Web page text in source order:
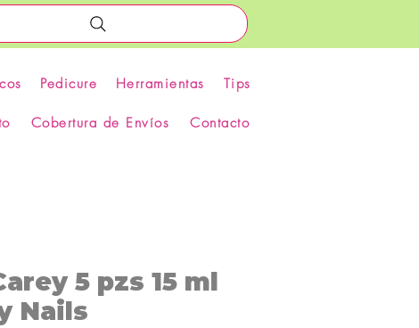
Pedicure Herramientas Tips
Cobertura de Envíos Contacto
5 pzs 15 ml
Nails